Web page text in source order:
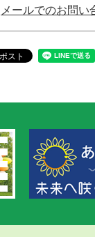
メールでのお問い